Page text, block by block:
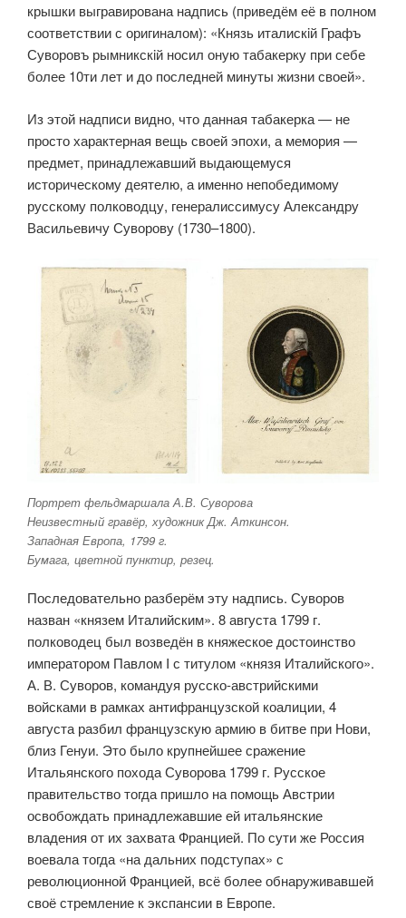
крышки выгравирована надпись (приведём её в полном
соответствии с оригиналом): «Князь италискiй Графъ
Суворовъ рымникскiй носил оную табакерку при себе
более 10ти лет и до последней минуты жизни своей».
Из этой надписи видно, что данная табакерка — не
просто характерная вещь своей эпохи, а мемория —
предмет, принадлежавший выдающемуся
историческому деятелю, а именно непобедимому
русскому полководцу, генералиссимусу Александру
Васильевичу Суворову (1730–1800).
Портрет фельдмаршала А.В. Суворова
Неизвестный гравёр, художник Дж. Аткинсон.
Западная Европа, 1799 г.
Бумага, цветной пунктир, резец.
Последовательно разберём эту надпись. Суворов
назван «князем Италийским». 8 августа 1799 г.
полководец был возведён в княжеское достоинство
императором Павлом I с титулом «князя Италийского».
А. В. Суворов, командуя русско-австрийскими
войсками в рамках антифранцузской коалиции, 4
августа разбил французскую армию в битве при Нови,
близ Генуи. Это было крупнейшее сражение
Итальянского похода Суворова 1799 г. Русское
правительство тогда пришло на помощь Австрии
освобождать принадлежавшие ей итальянские
владения от их захвата Францией. По сути же Россия
воевала тогда «на дальних подступах» с
революционной Францией, всё более обнаруживавшей
своё стремление к экспансии в Европе.